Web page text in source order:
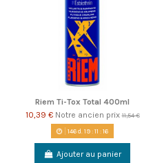
Riem Ti-Tox Total 400ml
10,39 € Notre ancien prix11,54 €
146d. 19:11 :16
Ajouter au panier